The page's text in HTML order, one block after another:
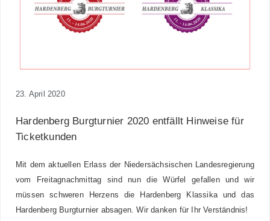
23. April 2020
Hardenberg Burgturnier 2020 entfällt Hinweise für
Ticketkunden
Mit dem aktuellen Erlass der Niedersächsischen Landesregierung
vom Freitagnachmittag sind nun die Würfel gefallen und wir
müssen schweren Herzens die Hardenberg Klassika und das
Hardenberg Burgturnier absagen. Wir danken für Ihr Verständnis!